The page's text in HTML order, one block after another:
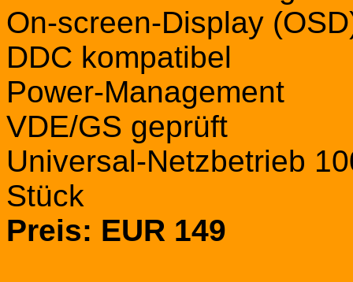
On-screen-Display
DDC kompatibel
Power-Management
VDE/GS geprüft
Universal-Netzbetrieb
Stück
Preis: EUR 149